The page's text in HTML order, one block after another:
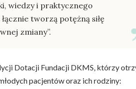
wiedzy i praktycznego
tworzą potężną siłę
zmiany”.
Dotacji Fundacji DKMS, którzy
pacjentów oraz ich rodziny: